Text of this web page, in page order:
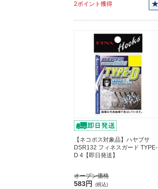
2ポイント獲得
【ネコポス対象品】ハヤブサ
DSR132 フィネスガード TYPE-
D 4【即日発送】
オープン価格
583円 (税込)